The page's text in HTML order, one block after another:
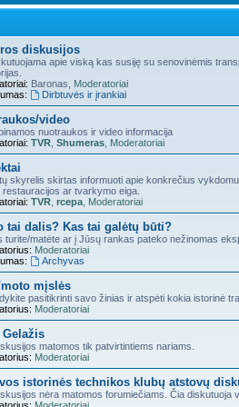
diskusijos
apie viską kas susiję su senovinėmis
Baronas
Moderatoriai
Dirbtuvės ir įrankiai
video
nuotraukos ir video informacija
TVR Shumeras Moderatoriai
skyrelis skirtas informuoti apie konkrečius
restauracijos ar tvarkymo eiga.
TVR rcepa Moderatoriai
tai dalis? Kas tai galėtų būti?
turite/matėte ar į Jūsų rankas pateko nežinomas
Moderatoriai
Archyvas
mįslės
pasitikrinti savo žinias ir atspėti kokia istorinė
Moderatoriai
Gelažis
matomos tik patvirtintiems nariams.
Moderatoriai
istorinės technikos klubų atstovų
nėra matomos forumiečiams. Čia
Moderatoriai